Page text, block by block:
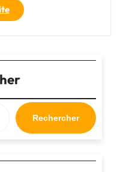
"La
Valise
pour
:
Votre
Compagnon
Élégant
en
Déplacement"
Rechercher